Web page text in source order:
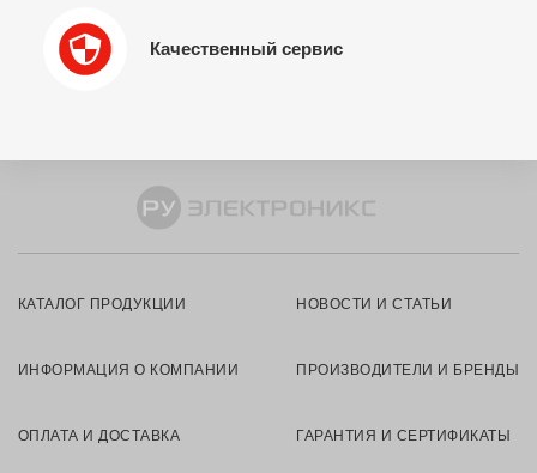
Качественный сервис
КАТАЛОГ ПРОДУКЦИИ НОВОСТИ И СТАТЬИ
ИНФОРМАЦИЯ О КОМПАНИИ ПРОИЗВОДИТЕЛИ И БРЕНДЫ
ОПЛАТА И ДОСТАВКА ГАРАНТИЯ И СЕРТИФИКАТЫ